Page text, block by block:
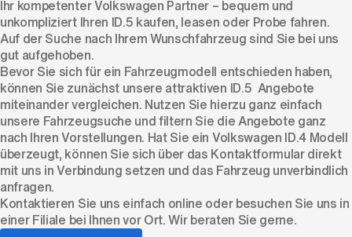
Ihr kompetenter Volkswagen Partner – bequem und
unkompliziert Ihren ID.5 kaufen, leasen oder Probe fahren.
Auf der Suche nach Ihrem Wunschfahrzeug sind Sie bei uns
gut aufgehoben.
Bevor Sie sich für ein Fahrzeugmodell entschieden haben,
können Sie zunächst unsere attraktiven ID.5 Angebote
miteinander vergleichen. Nutzen Sie hierzu ganz einfach
unsere Fahrzeugsuche und filtern Sie die Angebote ganz
nach Ihren Vorstellungen. Hat Sie ein Volkswagen ID.4 Modell
überzeugt, können Sie sich über das Kontaktformular direkt
mit uns in Verbindung setzen und das Fahrzeug unverbindlich
anfragen.
Kontaktieren Sie uns einfach online oder besuchen Sie uns in
einer Filiale bei Ihnen vor Ort. Wir beraten Sie gerne.